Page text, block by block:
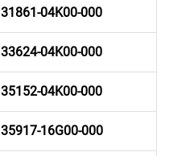
31861-04K00-000
33624-04K00-000
35152-04K00-000
35917-16G00-000